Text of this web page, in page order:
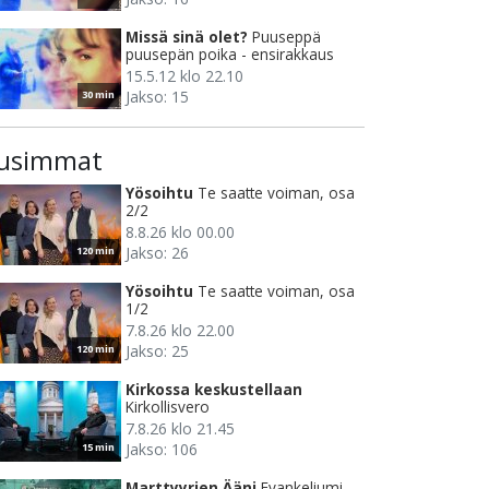
30 min
Missä sinä olet? Puuseppä
puusepän poika - ensirakkaus
15.5.12 klo 22.10
Jakso: 15
120 min
Yösoihtu Te saatte voiman, osa
2/2
8.8.26 klo 00.00
Jakso: 26
120 min
Yösoihtu Te saatte voiman, osa
1/2
7.8.26 klo 22.00
Jakso: 25
15 min
Kirkossa keskustellaan
Kirkollisvero
7.8.26 klo 21.45
Jakso: 106